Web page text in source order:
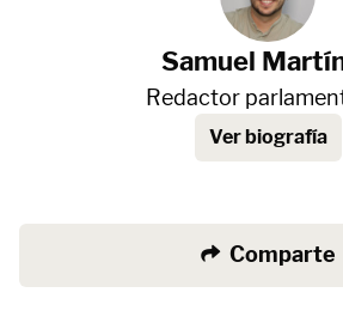
Samuel
Redactor
Ver biografía
Comparte